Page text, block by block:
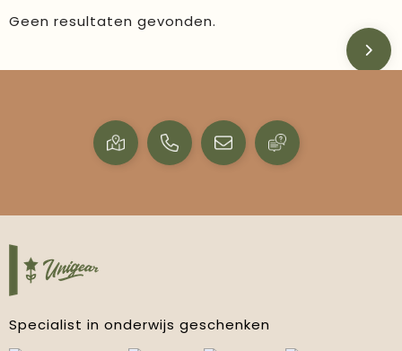
Geen resultaten gevonden.
Specialist in onderwijs geschenken